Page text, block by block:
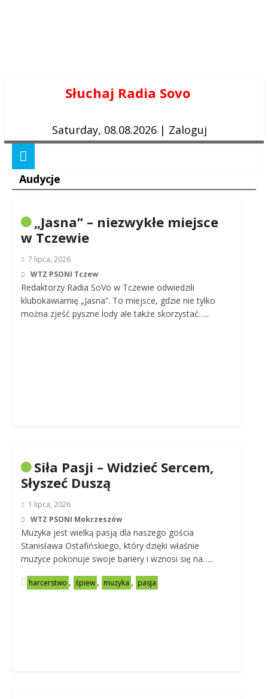
Słuchaj Radia Sovo
Saturday, 08.08.2026 | Zaloguj
Audycje
„Jasna” – niezwykłe miejsce
w Tczewie
7 lipca, 2026
WTZ PSONI Tczew
Redaktorzy Radia SoVo w Tczewie odwiedzili
klubokawiarnię „Jasna”. To miejsce, gdzie nie tylko
można zjeść pyszne lody ale także skorzystać…..
Siła Pasji – Widzieć Sercem,
Słyszeć Duszą
1 lipca, 2026
WTZ PSONI Mokrzeszów
Muzyka jest wielką pasją dla naszego gościa
Stanisława Ostafińskiego, który dzięki właśnie
muzyce pokonuje swoje bariery i wznosi się na…..
harcerstwo , śpiew , muzyka , pasja